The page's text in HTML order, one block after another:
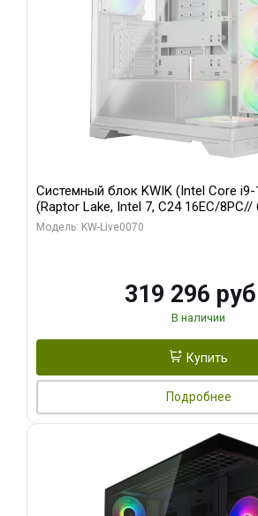
Системный блок KWIK (Intel Core i9-
(Raptor Lake, Intel 7, C24 16EC/
модуля)/ Gigabyte RTX5080 XTREME
Модель: KW-Live0070
319 296
В наличии
Купить
Подробнее